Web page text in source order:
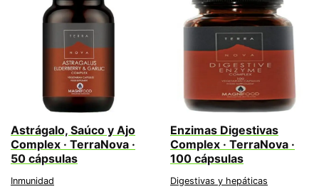
Astrágalo, Saúco y Ajo
Complex · TerraNova ·
50 cápsulas
Inmunidad
Enzimas Digestivas
Complex · TerraNova ·
100 cápsulas
Digestivas y hepáticas